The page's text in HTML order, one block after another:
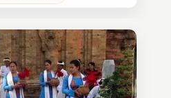
Este año, el festival
al 13.